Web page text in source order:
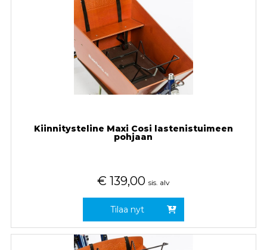
Kiinnitysteline Maxi Cosi lastenistuimeen
pohjaan
€ 139,00 sis. alv
Tilaa nyt